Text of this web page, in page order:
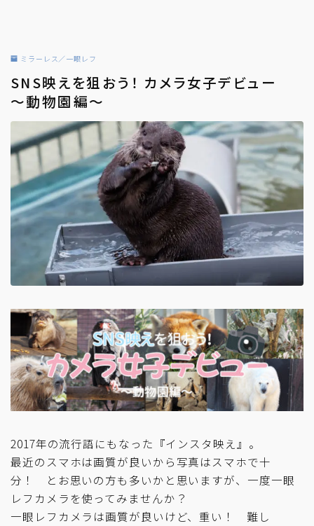
ミラーレス／一眼レフ
SNS映えを狙おう！ カメラ女子デビュー
～動物園編～
2017年の流行語にもなった『インスタ映え』。
最近のスマホは画質が良いから写真はスマホで十
分！ とお思いの方も多いかと思いますが、一度一眼
レフカメラを使ってみませんか？
一眼レフカメラは画質が良いけど、重い！ 難し